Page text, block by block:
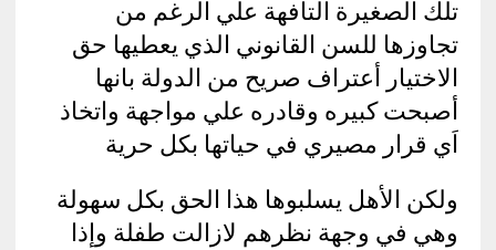
تلك الصغيرة التافهة علي الرغم من
تجاوزها للسن القانوني الذي يعطيها حق
الاختيار أعتراف صريح من الدولة بانها
أصبحت كبيره وقادره علي مواجهة واتخاذ
اَي قرار مصيري في حياتها بكل حرية
ولكن الأهل يسلبوها هذا الحق بكل سهولة
وهي في وجهة نظرهم لازالت طفلة وإذا